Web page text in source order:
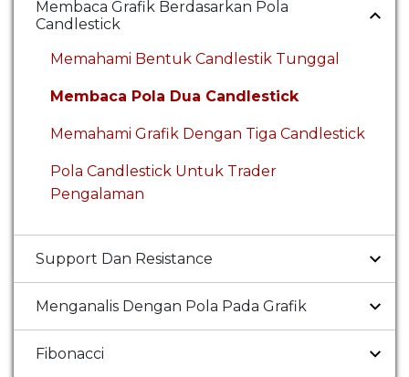
Membaca Grafik Berdasarkan Pola
Candlestick
Memahami Bentuk Candlestik Tunggal
Membaca Pola Dua Candlestick
Memahami Grafik Dengan Tiga Candlestick
Pola Candlestick Untuk Trader
Pengalaman
Support Dan Resistance
Menganalis Dengan Pola Pada Grafik
Fibonacci